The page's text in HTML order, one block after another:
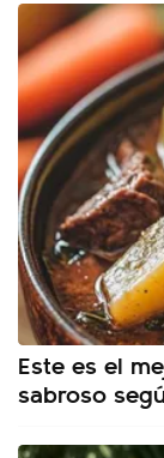
Este es el
sabroso